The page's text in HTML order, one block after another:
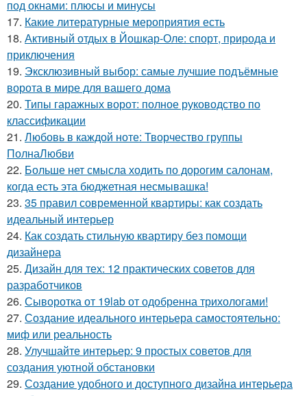
под окнами: плюсы и минусы
17. Какие литературные мероприятия есть
18. Активный отдых в Йошкар-Оле: спорт, природа и
приключения
19. Эксклюзивный выбор: самые лучшие подъёмные
ворота в мире для вашего дома
20. Типы гаражных ворот: полное руководство по
классификации
21. Любовь в каждой ноте: Творчество группы
ПолнаЛюбви
22. Больше нет смысла ходить по дорогим салонам,
когда есть эта бюджетная несмывашка!
23. 35 правил современной квартиры: как создать
идеальный интерьер
24. Как создать стильную квартиру без помощи
дизайнера
25. Дизайн для тех: 12 практических советов для
разработчиков
26. Сыворотка от 19lab от одобренна трихологами!
27. Создание идеального интерьера самостоятельно:
миф или реальность
28. Улучшайте интерьер: 9 простых советов для
создания уютной обстановки
29. Создание удобного и доступного дизайна интерьера